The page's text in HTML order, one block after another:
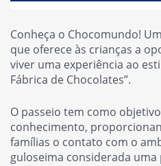
Conheça o Chocomundo!
que oferece às crianças a
viver uma experiência ao
Fábrica de Chocolates”.
O passeio tem como
conhecimento,
famílias o contato com o
guloseima considerada uma